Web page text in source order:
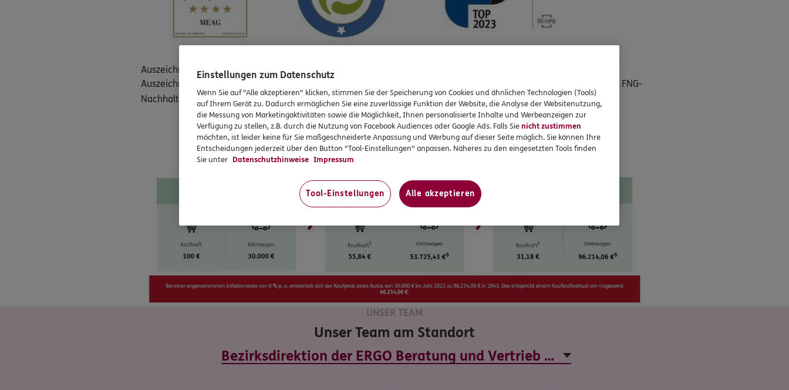
Auszeichnungen in der Vergangenheit sind kein verlässlicher Indikator für zukünftige Wertentwicklungen und
Auszeichnungen. Capital für die Fondsgesellschaft; Scope für das Multi Asset-Team im Fondsmanagement und das FNG-
Nachhaltigkeitssiegel für die Fonds MEAG FairReturn und MEAG Nachhaltigkeit.2
UNSER TEAM
Unser Team am Standort
Einstellungen zum Datenschutz
Wenn Sie auf "Alle akzeptieren" klicken, stimmen Sie der Speicherung von Cookies und ähnlichen Technologien (Tools)
auf Ihrem Gerät zu. Dadurch ermöglichen Sie eine zuverlässige Funktion der Website, die Analyse der Websitenutzung,
die Messung von Marketingaktivitäten sowie die Möglichkeit, Ihnen personalisierte Inhalte und Werbeanzeigen zur
Verfügung zu stellen, z.B. durch die Nutzung von Facebook Audiences oder Google Ads. Falls Sienicht zustimmen
möchten, ist leider keine für Sie maßgeschneiderte Anpassung und Werbung auf dieser Seite möglich. Sie können Ihre
Entscheidungen jederzeit über den Button "Tool-Einstellungen" anpassen. Näheres zu den eingesetzten Tools finden
Sie unter Datenschutzhinweise Impressum
Tool-Einstellungen Alle akzeptieren